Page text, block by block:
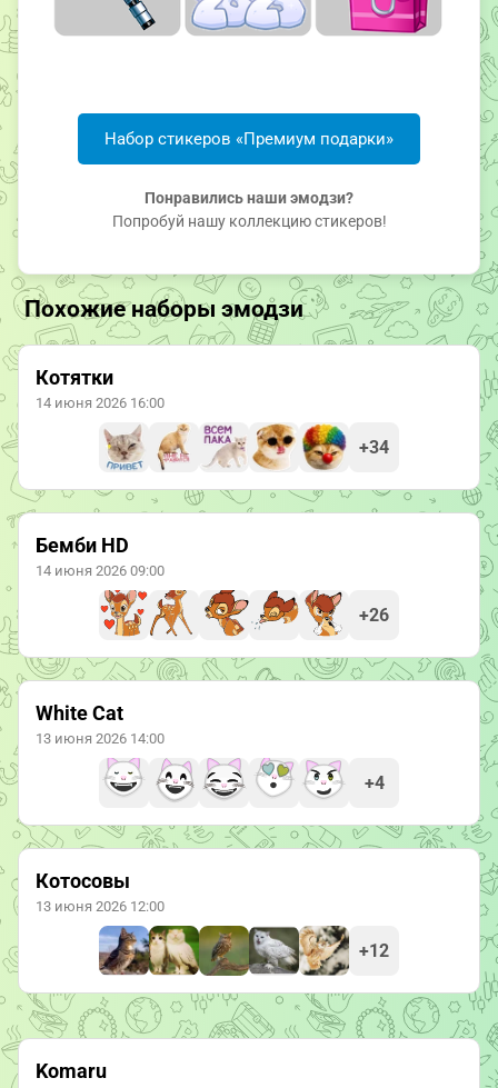
Набор стикеров «Премиум подарки»
Понравились наши эмодзи?
Попробуй нашу коллекцию стикеров!
Похожие наборы эмодзи
Котятки
14 июня 2026 16:00
+34
Бемби HD
14 июня 2026 09:00
+26
White Cat
13 июня 2026 14:00
+4
Котосовы
13 июня 2026 12:00
+12
Komaru